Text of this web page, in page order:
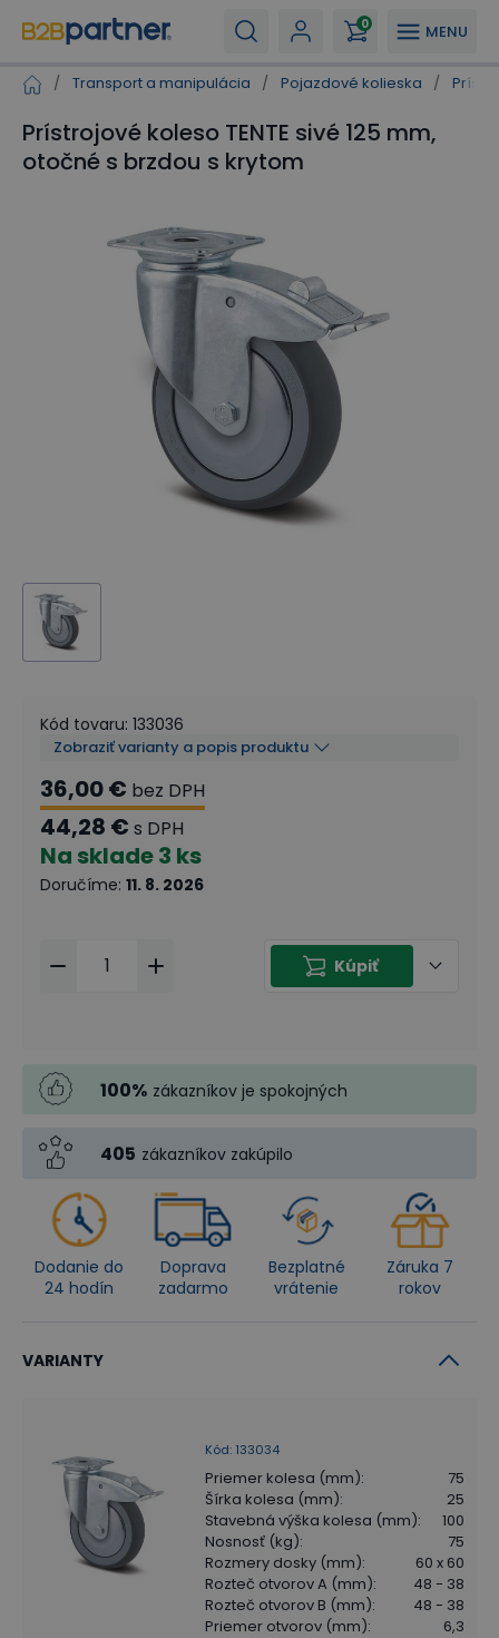
MENU
0
/ Transport a manipulácia / Pojazdové kolieska /
Prístrojové koleso TENTE sivé 125 mm,
otočné s brzdou s krytom
Kód tovaru: 133036
Zobraziť varianty a popis produktu
36,00 € bez DPH
44,28 € s DPH
Na sklade3 ks
Doručíme: 11. 8. 2026
Kúpiť
100% zákazníkov je spokojných
405 zákazníkov zakúpilo
Dodanie do
24 hodín
Doprava
zadarmo
Bezplatné
vrátenie
Záruka 7
rokov
VARIANTY
Kód: 133034
Priemer kolesa (mm):
75
Šírka kolesa (mm):
25
Stavebná výška kolesa (mm):
100
Nosnosť (kg):
75
Rozmery dosky (mm):
60 x 60
Rozteč otvorov A (mm):
48 - 38
Rozteč otvorov B (mm):
48 - 38
Priemer otvorov (mm): 6,3